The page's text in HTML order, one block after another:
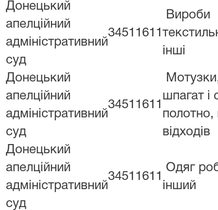
Донецький
апелційний
адміністративний
суд
34511611
Вироби
інші
Донецький
апелційний
адміністративний
суд
34511611
шпагат і
полотно,
відходів
Донецький
апелційний
адміністративний
суд
34511611
Одяг
інший